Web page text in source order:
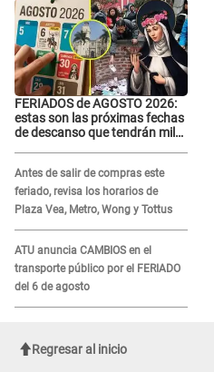
FERIADOS de AGOSTO 2026:
estas son las próximas fechas
de descanso que tendrán miles
Antes de salir de compras este
feriado, revisa los horarios de
Plaza Vea, Metro, Wong y Tottus
ATU anuncia CAMBIOS en el
transporte público por el FERIADO
del 6 de agosto
Regresar al inicio